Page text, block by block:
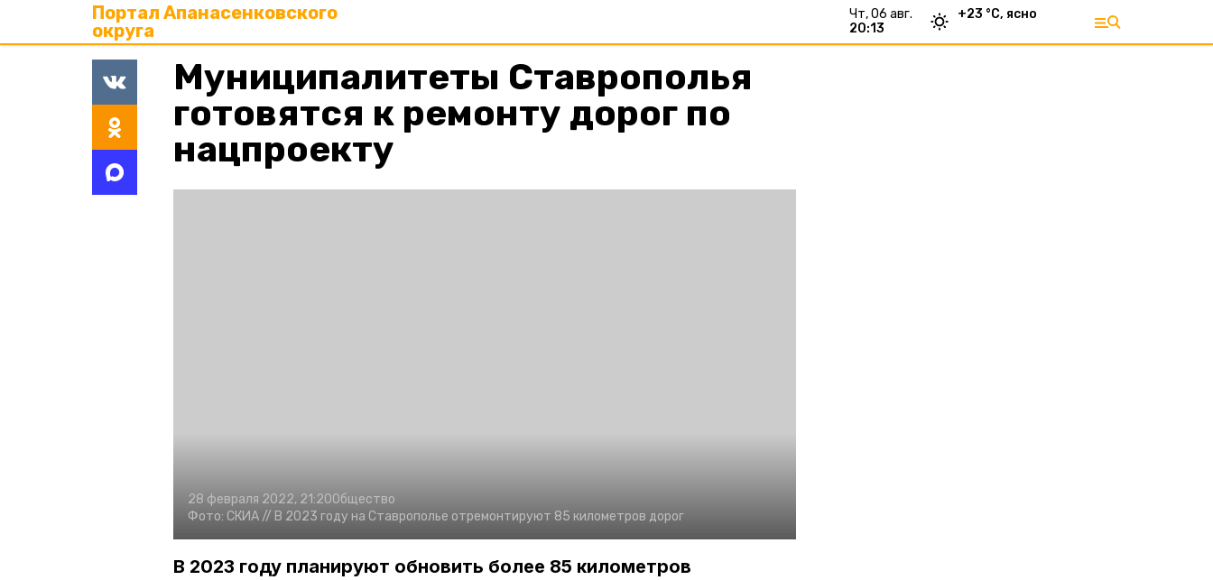
Портал Апанасенковского
округа
чт, 06 авг.
20:13
+23 °С, ясно
Муниципалитеты Ставрополья
готовятся к ремонту дорог по
нацпроекту
28 февраля 2022, 21:20Общество
Фото: СКИА // В 2023 году на Ставрополье отремонтируют 85 километров дорог
В 2023 году планируют обновить более 85 километров